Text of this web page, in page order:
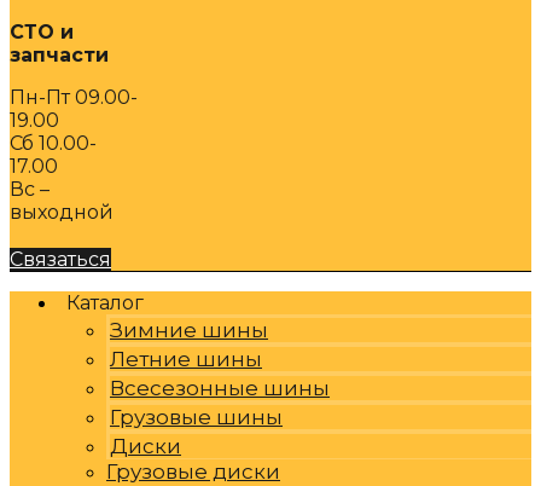
СТО и
запчасти
Пн-Пт 09.00-
19.00
Сб 10.00-
17.00
Вс –
выходной
Связаться
Каталог
Зимние шины
Летние шины
Всесезонные шины
Грузовые шины
Диски
Грузовые диски